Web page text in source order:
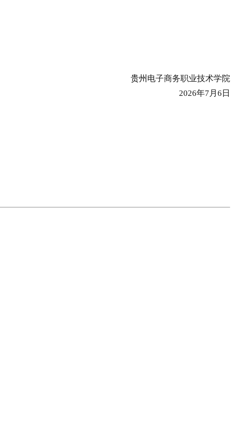
贵州 电子商务职业技术学院
2026年7月6日